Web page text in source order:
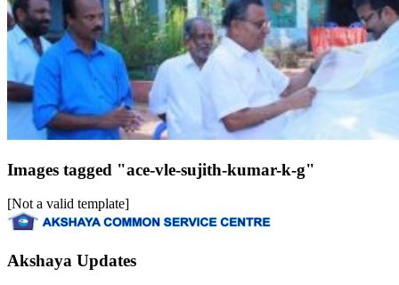
Images tagged "ace-vle-sujith-kumar-k-g"
[Not a valid template]
Akshaya Updates